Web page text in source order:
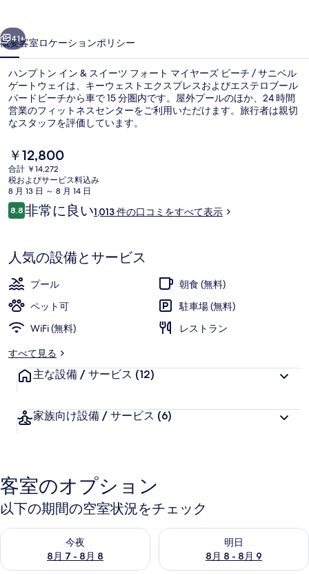
&
ス
イ
ー
ツ
フ
ォ
ー
ト
イ
ヤ
ー
ズ
ビ
ベ
ル
ゲ
ー
ト
41+
概要客室ロケーションポリシー
ハンプトン イン & スイーツ フォート マイヤーズ ビーチ / サニベル
ゲートウェイは、キーウェストエクスプレスおよびエステロブール
バードビーチから車で 15 分圏内です。屋外プールのほか、24 時間
営業のフィットネスセンターをご利用いただけます。旅行者は親切
なスタッフを評価しています。
現
在
の
料
金
は
す
￥12,800
合計 ￥14,272
税およびサービス料込み
8 月 13 日 ～ 8 月 14 日
口
コ
8.810段階中8.8
非常に良い1,013 件の口コミをすべて表示
人気の設備とサービス
プール
朝食 (無料)
ペット可
駐車場 (無料)
WiFi (無料)
レストラン
すべて見る
主な設備 / サービス (12)
家族向け設備 / サービス (6)
客室のオプション
以下の期間の空室状況をチェック
今夜
8月 7 - 8月 8
今夜 8月 7 - 8月 8 の空室状況をチェック
明日
8月 8 - 8月 9
明日 8月 8 - 8月 9 の空室状況